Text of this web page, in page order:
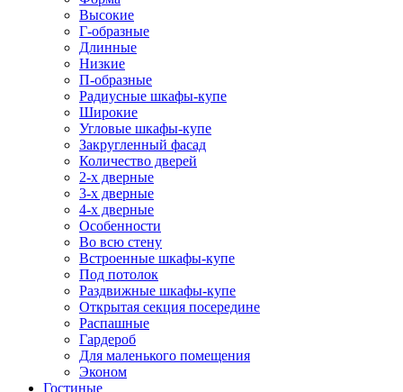
Высокие
Г-образные
Длинные
Низкие
П-образные
Радиусные шкафы-купе
Широкие
Угловые шкафы-купе
Закругленный фасад
Количество дверей
2-х дверные
3-х дверные
4-х дверные
Особенности
Во всю стену
Встроенные шкафы-купе
Под потолок
Раздвижные шкафы-купе
Открытая секция посередине
Распашные
Гардероб
Для маленького помещения
Эконом
Гостиные